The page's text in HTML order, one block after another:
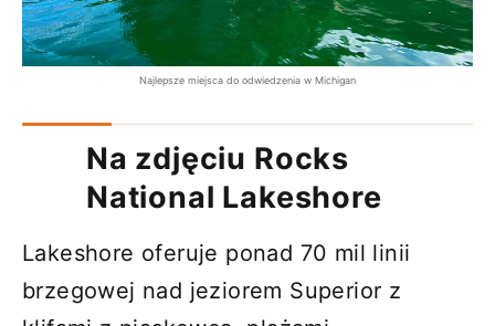
Najlepsze miejsca do odwiedzenia w Michigan
Na zdjęciu Rocks
National Lakeshore
Lakeshore oferuje ponad 70 mil linii
brzegowej nad jeziorem Superior z